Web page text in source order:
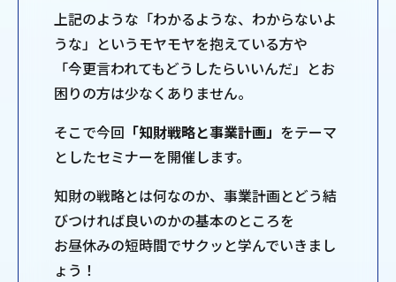
上記のような「わかるような、わからないよ
うな」というモヤモヤを抱えている方や
「今更言われてもどうしたらいいんだ」とお
困りの方は少なくありません。
そこで今回 「知財戦略と事業計画」 をテーマ
としたセミナーを開催します。
知財の戦略とは何なのか、事業計画とどう結
びつければ良いのかの基本のところを
お昼休みの短時間でサクッと学んでいきまし
ょう！